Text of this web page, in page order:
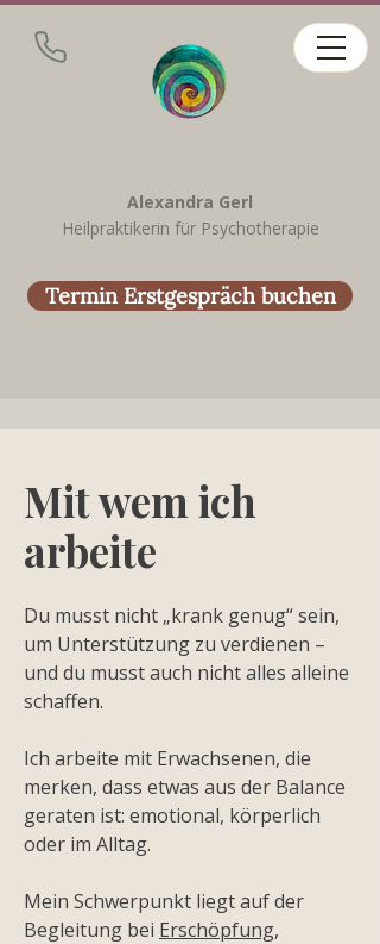
Alexandra Gerl
Heilpraktikerin für Psychotherapie
Termin Erstgespräch buchen
Mit wem ich
arbeite
Du musst nicht „krank genug“ sein,
um Unterstützung zu verdienen –
und du musst auch nicht alles alleine
schaffen.
Ich arbeite mit Erwachsenen, die
merken, dass etwas aus der Balance
geraten ist: emotional, körperlich
oder im Alltag.
Mein Schwerpunkt liegt auf der
Begleitung bei Erschöpfung,